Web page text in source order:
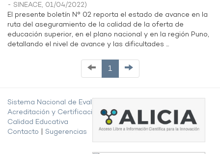
- SINEACE, 01/04/2022)
El presente boletín N° 02 reporta el estado de avance en la
ruta del aseguramiento de la calidad de la oferta de
educación superior, en el plano nacional y en la región Puno,
detallando el nivel de avance y las dificultades ...
1
Sistema Nacional de Evaluación,
Acreditación y Certificación de la
Calidad Educativa
Contacto
Sugerencias